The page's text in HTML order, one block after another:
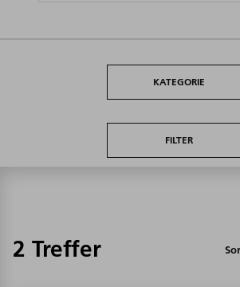
KATEGORIE
FILTER
2 Treffer